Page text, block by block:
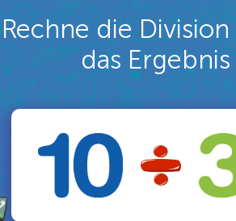
Rechne die
das